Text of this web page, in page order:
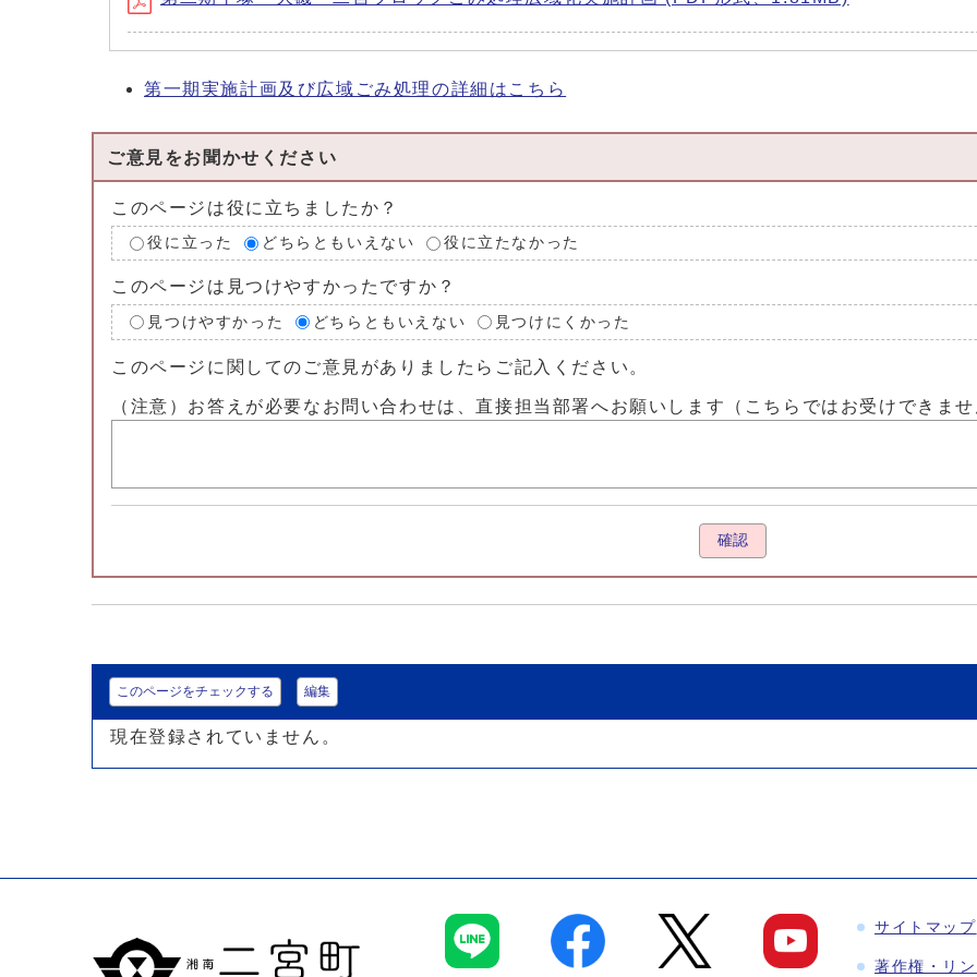
第一期実施計画及び広域ごみ処理の詳細はこちら
ご意見をお聞かせください
このページは役に立ちましたか？
役に立った どちらともいえない 役に立たなかった
このページは見つけやすかったですか？
見つけやすかった どちらともいえない 見つけにくかった
このページに関してのご意見がありましたらご記入ください。
（注意）お答えが必要なお問い合わせは、直接担当部署へお願いします（こちらではお受けできま
確認
このページをチェックする 編集
現在登録されていません。
サイトマップ
著作権・リ